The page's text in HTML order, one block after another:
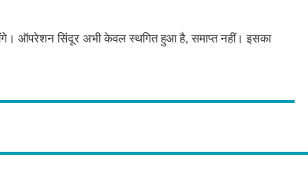
ऑपरेशन सिंदूर अभी केवल स्थगित हुआ है, समाप्त नहीं। इसका